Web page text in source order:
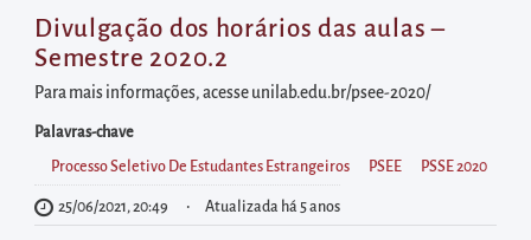
o
menu
principal
Acessar
diretamente
à
área
Divulgação dos horários das aulas –
Semestre 2020.2
Para mais informações, acesse unilab.edu.br/psee-2020/
Palavras-chave
Processo Seletivo De Estudantes Estrangeiros PSEE PSSE 2020
25/06/2021, 20:49 Atualizada há 5 anos